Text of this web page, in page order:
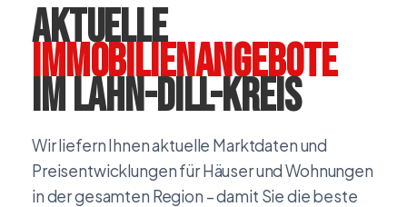
Aktuelle
Immobilienangebote
im Lahn-Dill-Kreis
Wir liefern Ihnen aktuelle Marktdaten und
Preisentwicklungen für Häuser und Wohnungen
in der gesamten Region – damit Sie die beste